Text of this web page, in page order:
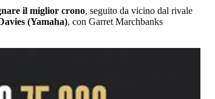
il miglior crono, seguito da vicino dal rivale
(Yamaha), con Garret Marchbanks